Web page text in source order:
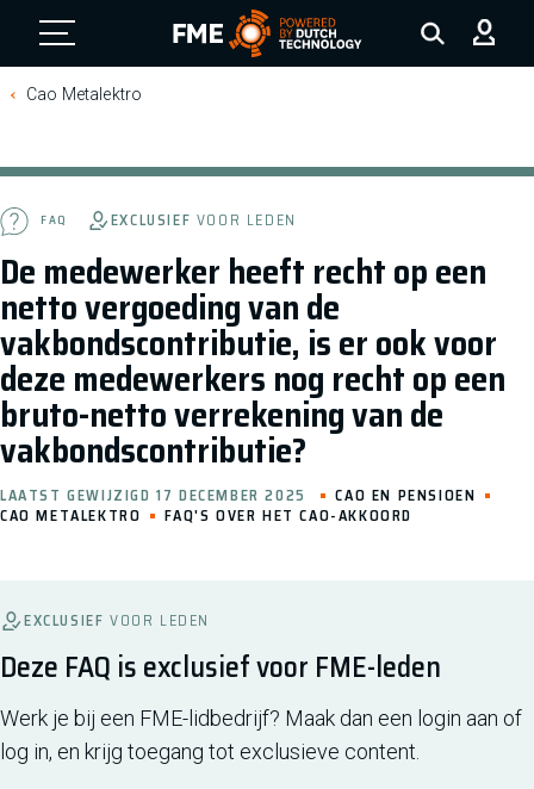
FME Logo, to the homepage
Cao Metalektro
De medewerker heeft recht op een
netto vergoeding van de
vakbondscontributie, is er ook voor
deze medewerkers nog recht op een
bruto-netto verrekening van de
vakbondscontributie?
FAQ EXCLUSIEF VOOR LEDEN
LAATST GEWIJZIGD 17 DECEMBER 2025
CAO EN PENSIOEN
CAO METALEKTRO
FAQ'S OVER HET CAO-AKKOORD
EXCLUSIEF VOOR LEDEN
Deze FAQ is exclusief voor FME-leden
Werk je bij een FME-lidbedrijf? Maak dan een login aan of
log in, en krijg toegang tot exclusieve content.